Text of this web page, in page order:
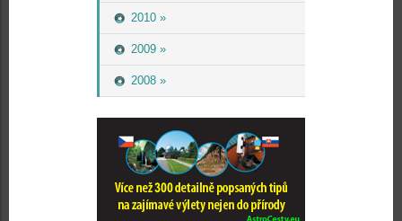
2010 »
2009 »
2008 »